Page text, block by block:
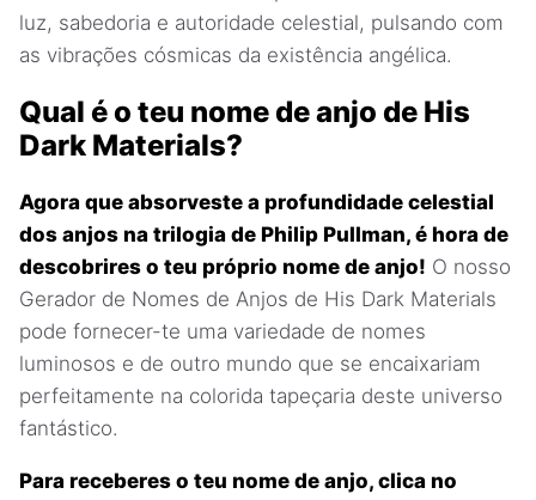
luz, sabedoria e autoridade celestial, pulsando com
as vibrações cósmicas da existência angélica.
Qual é o teu nome de anjo de His
Dark Materials?
Agora que absorveste a profundidade celestial
dos anjos na trilogia de Philip Pullman, é hora de
descobrires o teu próprio nome de anjo! O nosso
Gerador de Nomes de Anjos de His Dark Materials
pode fornecer-te uma variedade de nomes
luminosos e de outro mundo que se encaixariam
perfeitamente na colorida tapeçaria deste universo
fantástico.
Para receberes o teu nome de anjo, clica no